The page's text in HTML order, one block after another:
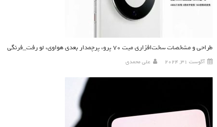
طراحی و مشخصات سخت‌افزاری میت ۷۰ پرو، پرچمدار بعدی هواوی، لو رفت_فرنگی
آگوست 31, 2024 علی محمدی